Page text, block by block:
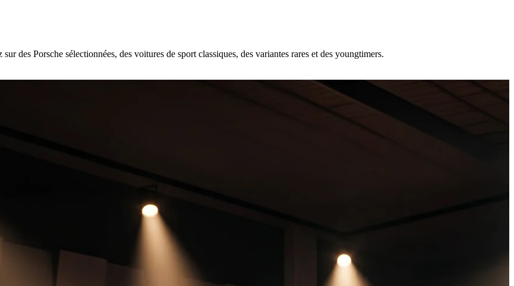
des Porsche sélectionnées, des voitures de sport classiques, des variantes rares et des youngtimers.